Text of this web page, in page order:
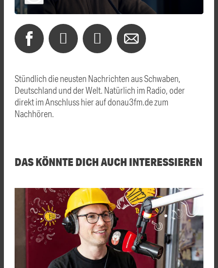
Stündlich die neusten Nachrichten aus Schwaben,
Deutschland und der Welt. Natürlich im Radio, oder
direkt im Anschluss hier auf donau3fm.de zum
Nachhören.
DAS KÖNNTE DICH AUCH INTERESSIEREN